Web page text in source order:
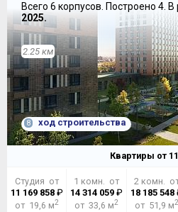
Всего 6 корпусов. Построено 4. В
2025.
2.25 км
8 ход строительства
Квартиры от
Студия от
11 169 858₽
от 19,6 м2
1 комн. от
14 314 059 ₽
от 33,6 м2
2 комн.
18 185 548
от 51,9 м2